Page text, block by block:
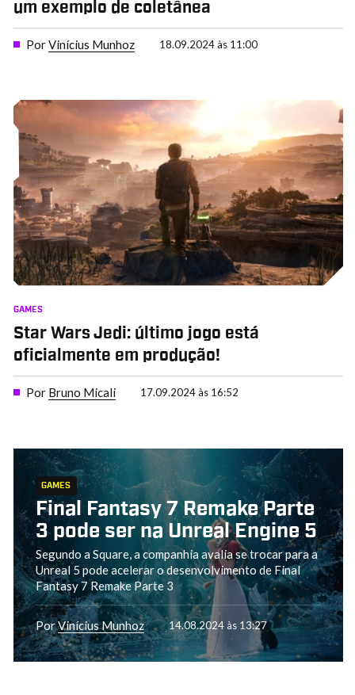
um exemplo de coletânea
PorVinícius Munhoz 18.09.2024 às 11:00
GAMES
Star Wars Jedi: último jogo está
oficialmente em produção!
Por Bruno Micali 17.09.2024 às 16:52
GAMES
Final Fantasy 7 Remake Parte
3 pode ser na Unreal Engine 5
Segundo a Square, a companhia avalia se trocar para a
Unreal 5 pode acelerar o desenvolvimento de Final
Fantasy 7 Remake Parte 3
PorVinícius Munhoz 14.08.2024 às 13:27